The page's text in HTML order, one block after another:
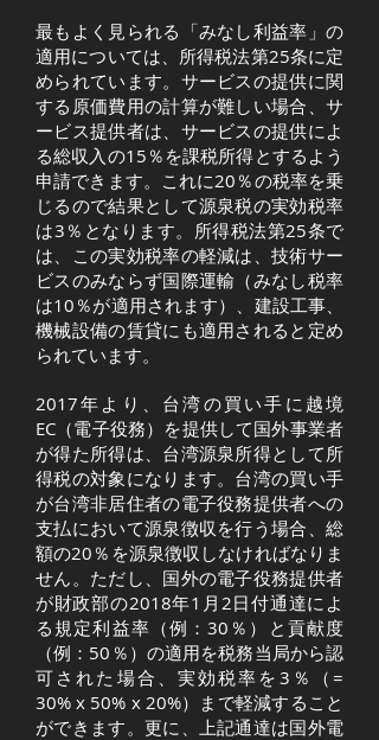
最もよく見られる「みなし利益率」の
適用については、所得税法第25条に定
められています。サービスの提供に関
する原価費用の計算が難しい場合、サ
ービス提供者は、サービスの提供によ
る総収入の15％を課税所得とするよう
申請できます。これに20％の税率を乗
じるので結果として源泉税の実効税率
は3％となります。所得税法第25条で
は、この実効税率の軽減は、技術サー
ビスのみならず国際運輸（みなし税率
は10％が適用されます）、建設工事、
機械設備の賃貸にも適用されると定め
られています。
2017年より、台湾の買い手に越境
EC（電子役務）を提供して国外事業者
が得た所得は、台湾源泉所得として所
得税の対象になります。台湾の買い手
が台湾非居住者の電子役務提供者への
支払において源泉徴収を行う場合、総
額の20％を源泉徴収しなければなりま
せん。ただし、国外の電子役務提供者
が財政部の2018年1月2日付通達によ
る規定利益率（例：30％）と貢献度
（例：50％）の適用を税務当局から認
可された場合、実効税率を3％（=
30% x 50% x 20%）まで軽減すること
ができます。更に、上記通達は国外電